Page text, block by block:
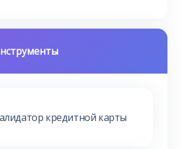
кредитной карты